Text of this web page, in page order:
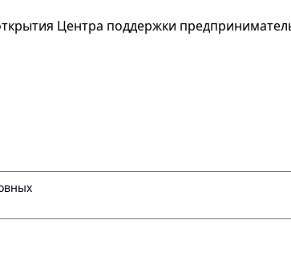
Центра поддержки